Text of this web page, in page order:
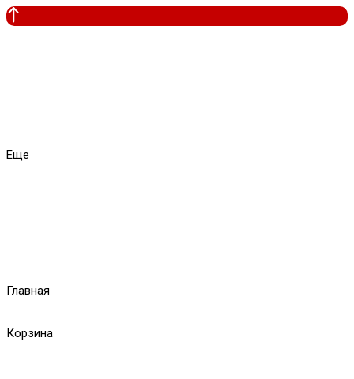
Еще
Главная
Корзина